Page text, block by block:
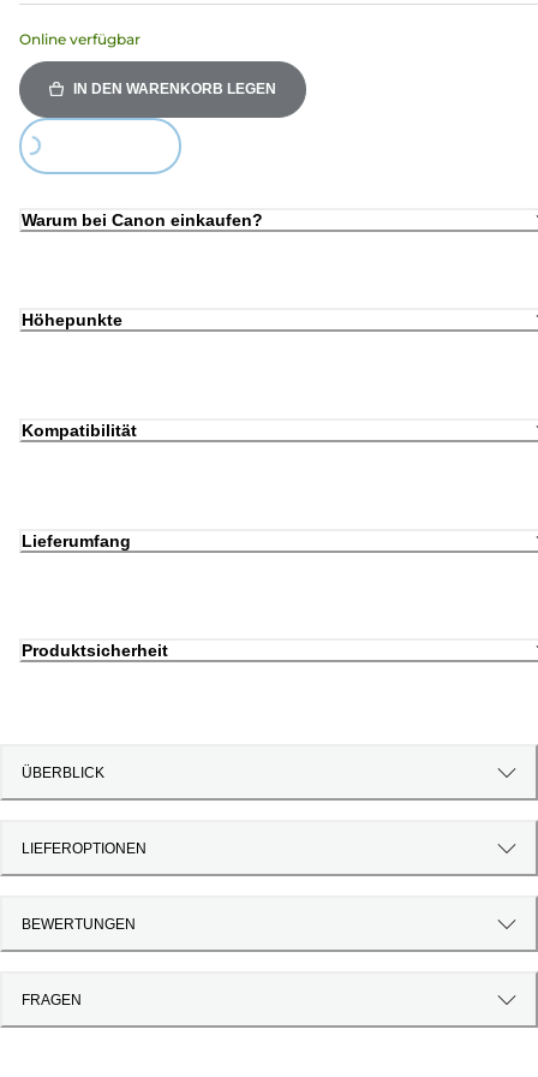
Online verfügbar
IN DEN WARENKORB LEGEN
Loading...
Warum bei Canon einkaufen?
Höhepunkte
Kompatibilität
Lieferumfang
Produktsicherheit
ÜBERBLICK
LIEFEROPTIONEN
BEWERTUNGEN
FRAGEN